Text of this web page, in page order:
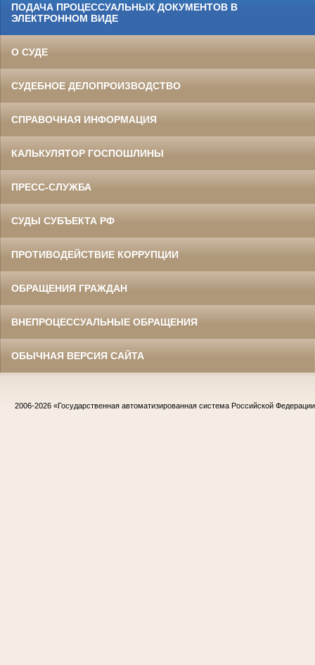
ПОДАЧА ПРОЦЕССУАЛЬНЫХ ДОКУМЕНТОВ В
ЭЛЕКТРОННОМ ВИДЕ
О СУДЕ
СУДЕБНОЕ ДЕЛОПРОИЗВОДСТВО
СПРАВОЧНАЯ ИНФОРМАЦИЯ
КАЛЬКУЛЯТОР ГОСПОШЛИНЫ
ПРЕСС-СЛУЖБА
СУДЫ СУБЪЕКТА РФ
ПРОТИВОДЕЙСТВИЕ КОРРУПЦИИ
ОБРАЩЕНИЯ ГРАЖДАН
ВНЕПРОЦЕССУАЛЬНЫЕ ОБРАЩЕНИЯ
ОБЫЧНАЯ ВЕРСИЯ САЙТА
2006-2026 «Государственная автоматизированная система Российской